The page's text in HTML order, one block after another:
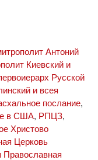
Антоний
Киевский и
Русской
и всея
послание,
в США, РПЦЗ,
Христово
Церковь
Православная